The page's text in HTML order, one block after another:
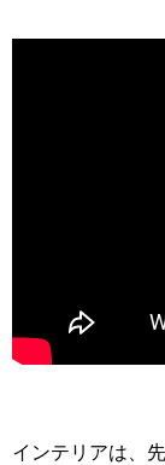
インテリアは、